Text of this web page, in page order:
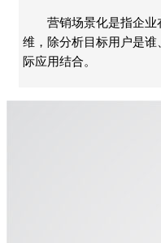
营销场景化是指企
维，除分析目标用户是
际应用结合。